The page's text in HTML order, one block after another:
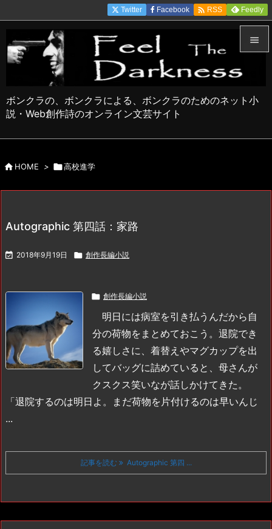
ボンクラの、ボンクラによる、ボンクラのためのネット小
説・Web創作詩のオンライン文芸サイト



Twitter Facebook  RSS Feedly
HOME > 高校進学
Autographic 第四話：家路
 2018年9月19日  創作長編小説
 創作長編小説
明日には病室を引き払うんだから自
分の荷物をまとめておこう。退院でき
る嬉しさに、着替えやマグカップを出
してバッグに詰めていると、母さんが
クスクス笑いなが話しかけてきた。
「退院するのは明日よ。まだ荷物を片付けるのは早いんじ
...
記事を読む Autographic 第四 ...